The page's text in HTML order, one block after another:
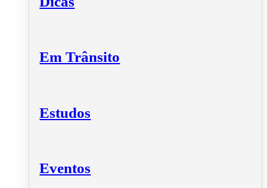
Em Trânsito
Estudos
Eventos